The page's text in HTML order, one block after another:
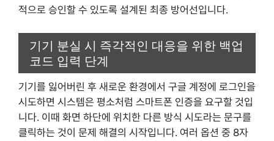
적으로 승인할 수 있도록 설계된 최종 방어선입니다.
기기 분실 시 즉각적인 대응을 위한 백업
코드 입력 단계
기기를 잃어버린 후 새로운 환경에서 구글 계정에 로그인을
시도하면 시스템은 평소처럼 스마트폰 인증을 요구할 것입
니다. 이때 화면 하단에 위치한 다른 방식 시도라는 문구를
클릭하는 것이 문제 해결의 시작입니다. 여러 옵션 중 8자